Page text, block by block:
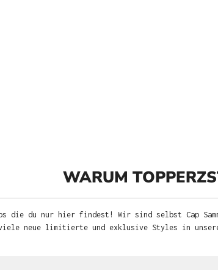
WARUM
du nur hier findest! Wir sind selbst Cap
neue limitierte und exklusive Styles in